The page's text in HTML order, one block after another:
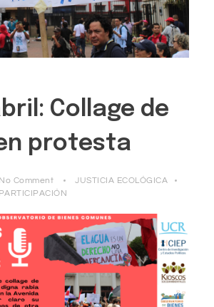
Collage de
protesta
No Comment
JUSTICIA ECOLÓGICA
PARTICIPACIÓN